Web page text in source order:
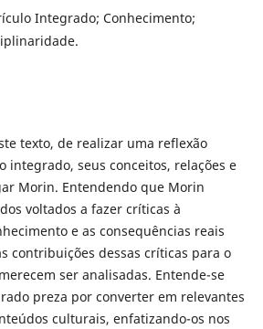
Integrado; Conhecimento;
texto, de realizar uma reflexão
integrado, seus conceitos, relações e
Morin. Entendendo que Morin
voltados a fazer críticas à
e as consequências reais
contribuições dessas críticas para o
ser analisadas. Entende-se
preza por converter em relevantes
culturais, enfatizando-os nos